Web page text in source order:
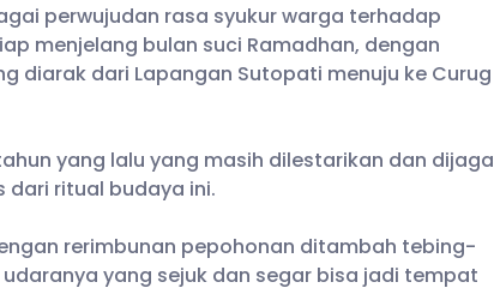
perwujudan rasa syukur warga terhadap
menjelang bulan suci Ramadhan, dengan
diarak dari Lapangan Sutopati menuju ke Curug
yang lalu yang masih dilestarikan dan dijaga
dari ritual budaya ini.
rerimbunan pepohonan ditambah tebing-
yang sejuk dan segar bisa jadi tempat